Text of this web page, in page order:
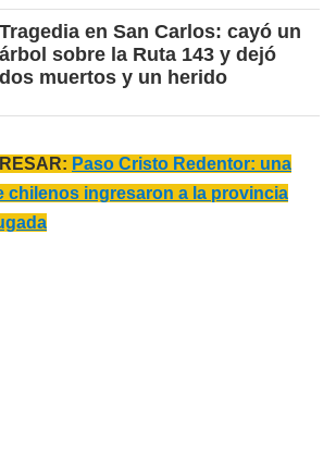
Tragedia en San Carlos: cayó un
árbol sobre la Ruta 143 y dejó
dos muertos y un herido
Paso Cristo Redentor: una
chilenos ingresaron a la provincia